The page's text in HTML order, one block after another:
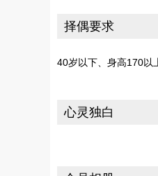
择偶要求
40岁以下、身高170以
心灵独白